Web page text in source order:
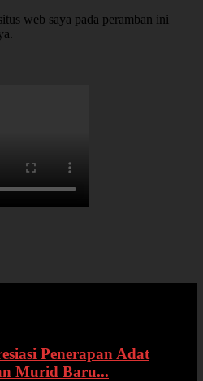
web saya pada peramban ini
Penerapan Adat
Murid Baru...